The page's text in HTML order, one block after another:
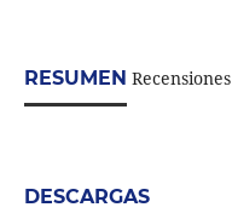
RESUMEN Recensiones
DESCARGAS